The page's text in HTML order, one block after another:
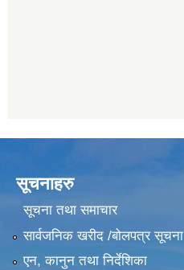
सूचनाहरु
सूचना तथा समाचार
सार्वजनिक खरीद /बोलपत्र सूचना
एन, कानुन तथा निर्देशिका